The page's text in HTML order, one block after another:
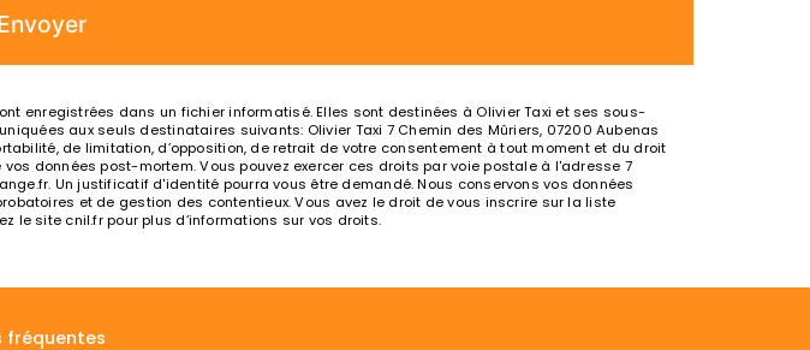
enregistrées dans un fichier informatisé. Elles sont destinées à Olivier Taxi et ses sous-
aux seuls destinataires suivants: Olivier Taxi 7 Chemin des Mûriers, 07200 Aubenas
de limitation, d’opposition, de retrait de votre consentement à tout moment et du droit
données post-mortem. Vous pouvez exercer ces droits par voie postale à l'adresse 7
Un justificatif d'identité pourra vous être demandé. Nous conservons vos données
et de gestion des contentieux. Vous avez le droit de vous inscrire sur la liste
le site cnil.fr pour plus d’informations sur vos droits.
fréquentes